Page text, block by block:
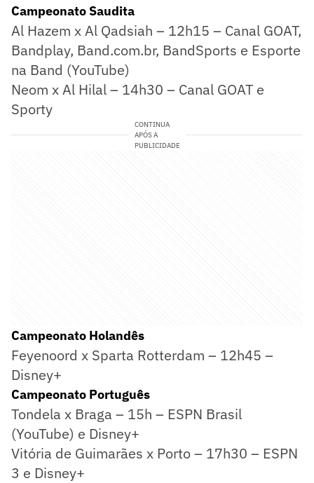
Campeonato Saudita
Al Hazem x Al Qadsiah – 12h15 – Canal GOAT,
Bandplay, Band.com.br, BandSports e Esporte
na Band (YouTube)
Neom x Al Hilal – 14h30 – Canal GOAT e
Sporty
CONTINUA
APÓS A
PUBLICIDADE
Campeonato Holandês
Feyenoord x Sparta Rotterdam – 12h45 –
Disney+
Campeonato Português
Tondela x Braga – 15h – ESPN Brasil
(YouTube) e Disney+
Vitória de Guimarães x Porto – 17h30 – ESPN
3 e Disney+